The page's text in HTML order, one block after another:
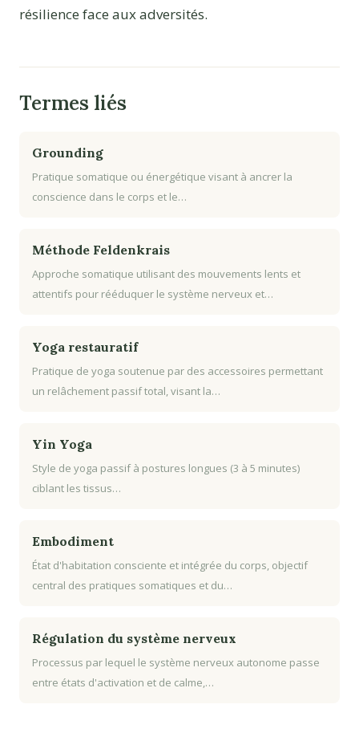
résilience face aux adversités.
Termes liés
Grounding
Pratique somatique ou énergétique visant à ancrer la
conscience dans le corps et le…
Méthode Feldenkrais
Approche somatique utilisant des mouvements lents et
attentifs pour rééduquer le système nerveux et…
Yoga restauratif
Pratique de yoga soutenue par des accessoires permettant
un relâchement passif total, visant la…
Yin Yoga
Style de yoga passif à postures longues (3 à 5 minutes)
ciblant les tissus…
Embodiment
État d'habitation consciente et intégrée du corps, objectif
central des pratiques somatiques et du…
Régulation du système nerveux
Processus par lequel le système nerveux autonome passe
entre états d'activation et de calme,…